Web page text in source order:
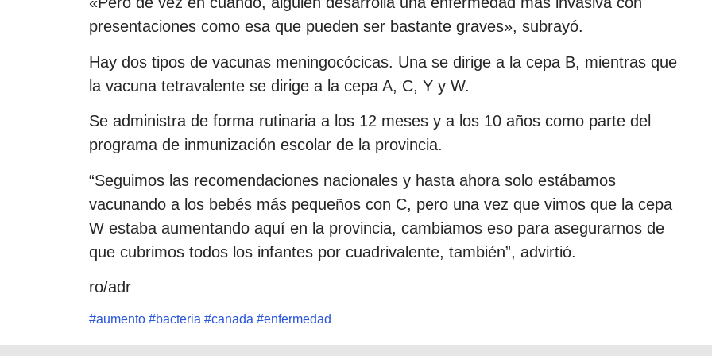
presentaciones como esa que pueden ser bastante graves», subrayó.
Hay dos tipos de vacunas meningocócicas. Una se dirige a la cepa B, mientras que
la vacuna tetravalente se dirige a la cepa A, C, Y y W.
Se administra de forma rutinaria a los 12 meses y a los 10 años como parte del
programa de inmunización escolar de la provincia.
“Seguimos las recomendaciones nacionales y hasta ahora solo estábamos
vacunando a los bebés más pequeños con C, pero una vez que vimos que la cepa
W estaba aumentando aquí en la provincia, cambiamos eso para asegurarnos de
que cubrimos todos los infantes por cuadrivalente, también”, advirtió.
ro/adr
#aumento #bacteria #canada #enfermedad